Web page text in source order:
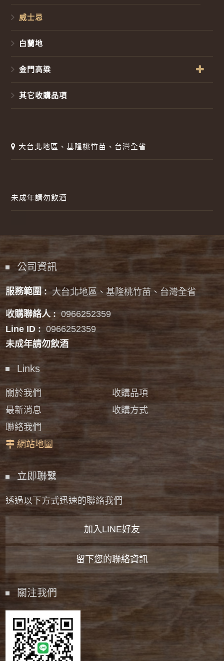
威士忌
白蘭地
金門高粱
其它收購品項
大台北地區、基隆桃竹苗、台灣全省
未成年請勿飲酒
公司資訊
服務範圍 : 大台北地區、基隆桃竹苗、台灣全省
收購聯絡人 : 0966252359
Line ID : 0966252359
未成年請勿飲酒
Links
關於我們
收購品項
最新消息
收購方式
聯絡我們
網站地圖
立即聯繫
透過以下方式迅速的聯絡我們
加入LINE好友
留下您的聯絡資訊
關注我們